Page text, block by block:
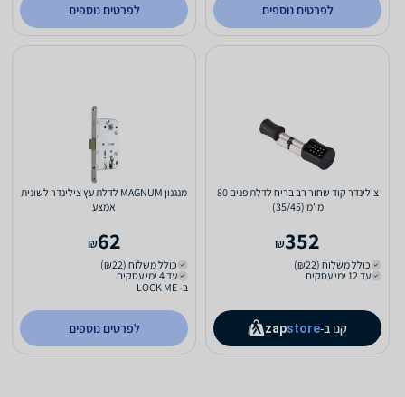
לפרטים נוספים לפרטים נוספים
צילינדר קוד שחור רב בריח לדלת פנים 80
מ"מ (35/45)
352
₪
כולל משלוח (₪22)
עד 12 ימי עסקים
קנו ב- zapstore
מנגנון MAGNUM לדלת עץ צילינדר לשונית
אמצע
62
₪
כולל משלוח (₪22)
עד 4 ימי עסקים
ב- LOCK ME
לפרטים נוספים